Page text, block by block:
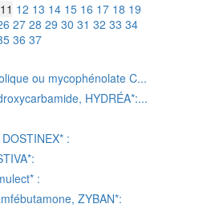
11 12 13 14 15 16 17 18 19
27 28 29 30 31 32 33 34
36 37
ou mycophénolate C...
HYDRÉA*:...
:
:
ZYBAN*: